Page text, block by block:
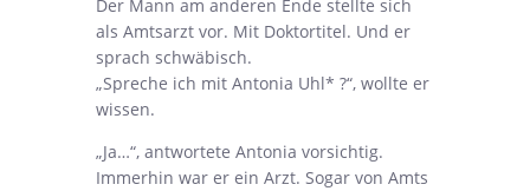
Der Mann am anderen Ende stellte sich
als Amtsarzt vor. Mit Doktortitel. Und er
sprach schwäbisch.
„Spreche ich mit Antonia Uhl* ?“, wollte er
wissen.
„Ja…“, antwortete Antonia vorsichtig.
Immerhin war er ein Arzt. Sogar von Amts